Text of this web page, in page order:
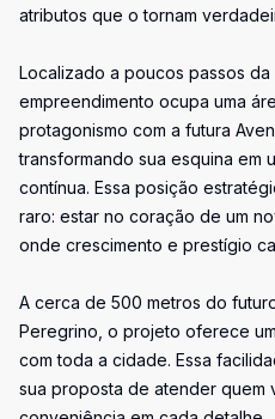
atributos que o tornam
Localizado a poucos passos da
empreendimento ocupa uma
protagonismo com a futura
transformando sua esquina em
contínua. Essa posição
raro: estar no coração de um
onde crescimento e prestígio
A cerca de 500 metros do
Peregrino, o projeto oferece
com toda a cidade. Essa
sua proposta de atender quem